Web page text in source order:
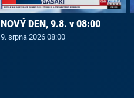
NOVÝ DEN, 9.8. v 08:00
9. srpna 2026 08:00